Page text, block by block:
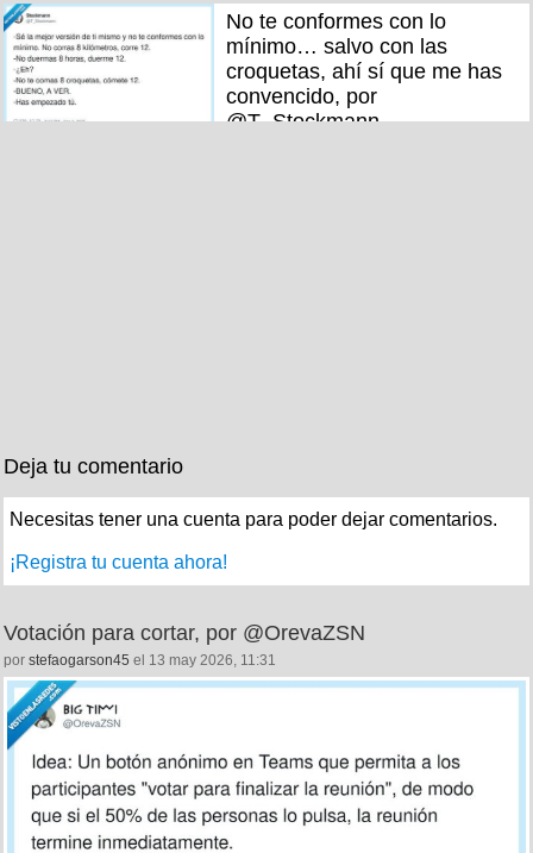
No te conformes con lo
mínimo… salvo con las
croquetas, ahí sí que me has
convencido, por
@T_Stockmann
Deja tu comentario
Necesitas tener una cuenta para poder dejar comentarios.
¡Registra tu cuenta ahora!
Votación para cortar, por @OrevaZSN
por stefaogarson45 el 13 may 2026, 11:31